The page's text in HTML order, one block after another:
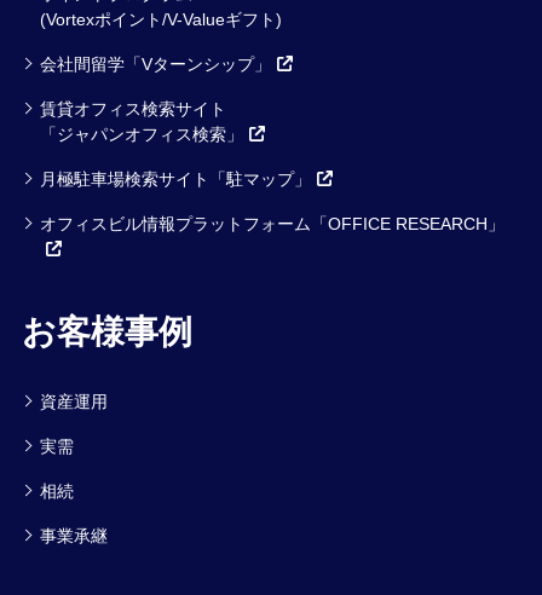
(Vortexポイント/V-Valueギフト)
会社間留学「Vターンシップ」
賃貸オフィス検索サイト
「ジャパンオフィス検索」
月極駐車場検索サイト「駐マップ」
オフィスビル情報プラットフォーム「OFFICE RESEARCH」
お客様事例
資産運用
実需
相続
事業承継